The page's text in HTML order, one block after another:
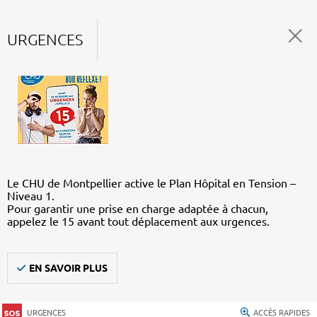
URGENCES
Le CHU de Montpellier active le Plan Hôpital en Tension –
Niveau 1.
Pour garantir une prise en charge adaptée à chacun,
appelez le 15 avant tout déplacement aux urgences.
EN SAVOIR PLUS
URGENCES ACCÈS RAPIDES